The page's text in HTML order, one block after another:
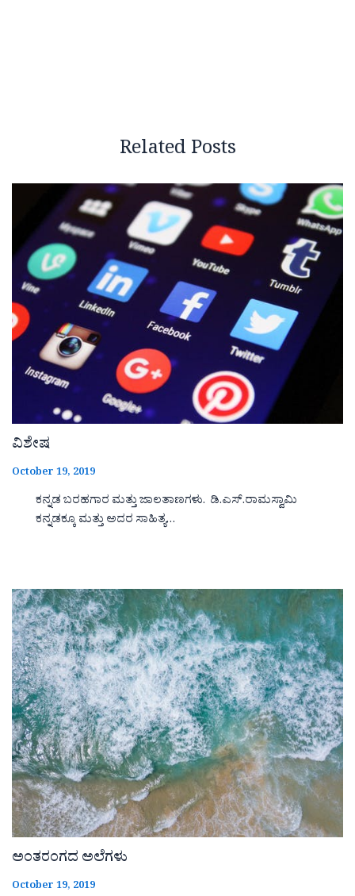
Related Posts
ವಿಶೇಷ
October 19, 2019
ಕನ್ನಡ ಬರಹಗಾರ ಮತ್ತು ಜಾಲತಾಣಗಳು. ಡಿ.ಎಸ್.ರಾಮಸ್ವಾಮಿ
ಕನ್ನಡಕ್ಕೂ ಮತ್ತು ಅದರ ಸಾಹಿತ್ಯ…
ಅಂತರಂಗದ ಅಲೆಗಳು
October 19, 2019